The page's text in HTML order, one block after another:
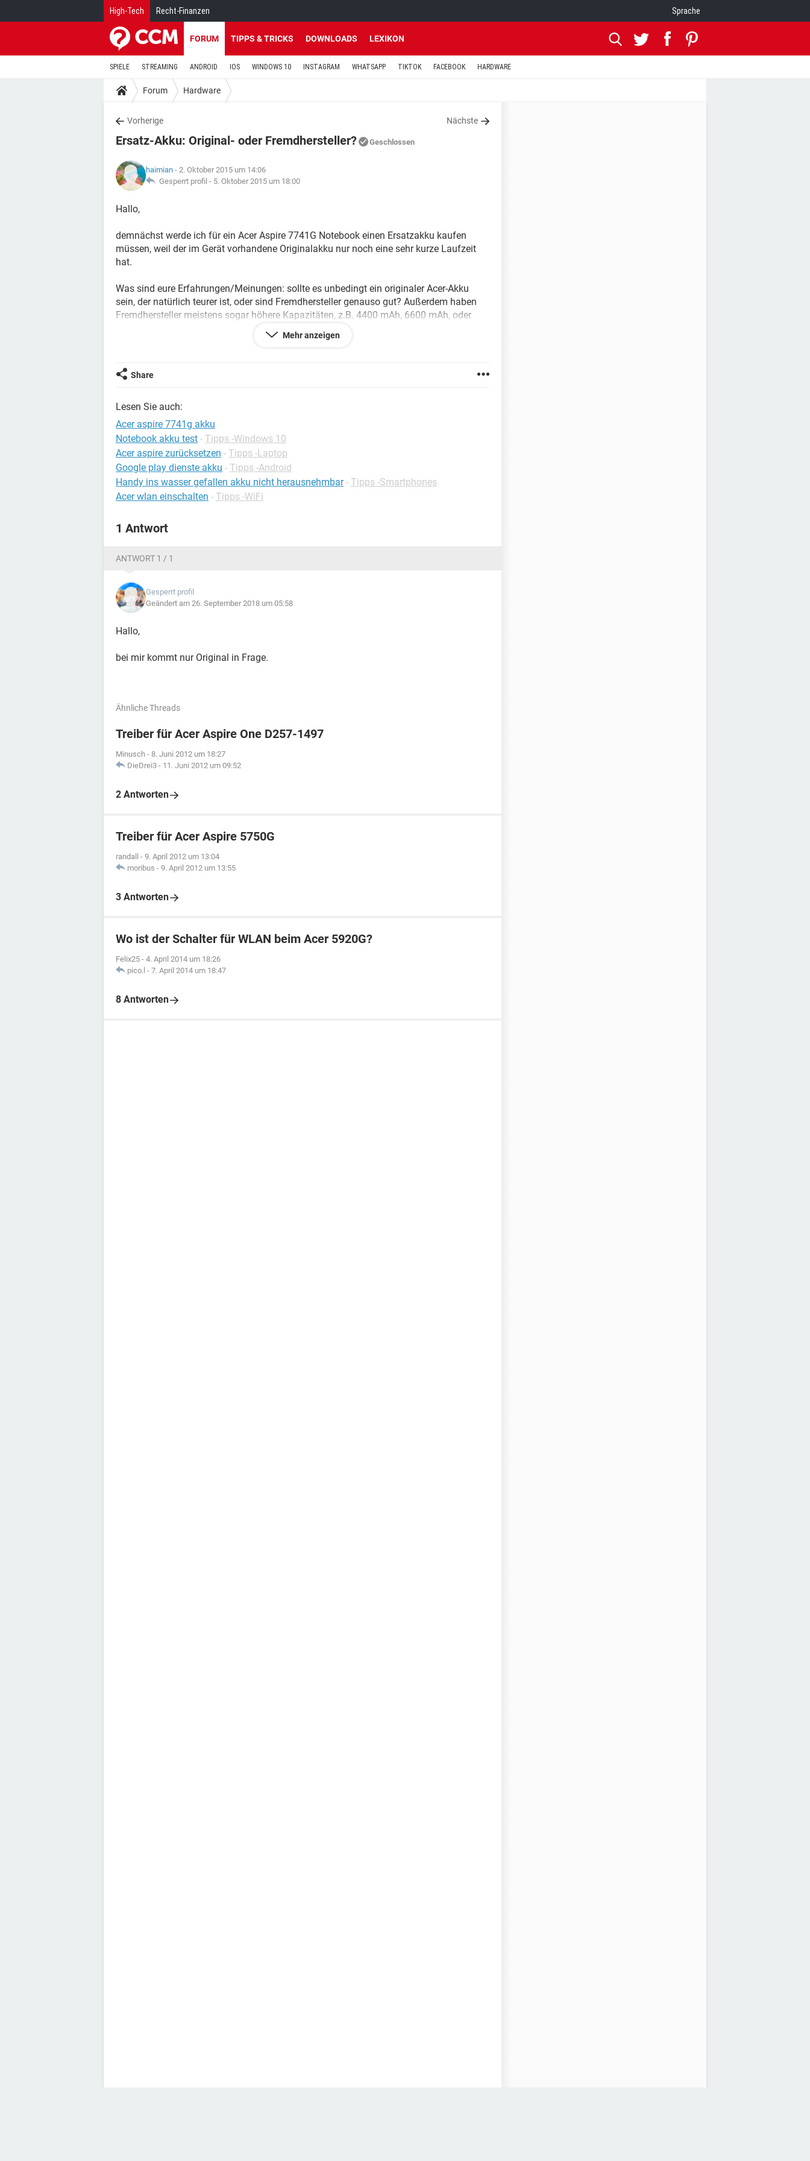
High-Tech Recht-Finanzen Sprache
FORUM TIPPS & TRICKS DOWNLOADS LEXIKON
SPIELE STREAMING ANDROID IOS WINDOWS 10 INSTAGRAM WHATSAPP TIKTOK FACEBOOK HARDWARE
Forum Hardware
Vorherige Nächste
Ersatz-Akku: Original- oder Fremdhersteller? Geschlossen
haimian - 2. Oktober 2015 um 14:06
Gesperrt profil - 5. Oktober 2015 um 18:00
Hallo,
demnächst werde ich für ein Acer Aspire 7741G Notebook einen Ersatzakku kaufen
müssen, weil der im Gerät vorhandene Originalakku nur noch eine sehr kurze Laufzeit
hat.
Was sind eure Erfahrungen/Meinungen: sollte es unbedingt ein originaler Acer-Akku
sein, der natürlich teurer ist, oder sind Fremdhersteller genauso gut? Außerdem haben
Fremdhersteller meistens sogar höhere Kapazitäten, z.B. 4400 mAh, 6600 mAh, oder
Akkus sind dann allerdings auch wirklich größer, so dass das Notebook dadurch etwas
Teilt mir bitte eure Erfahrungen mit! Könnt ihr bestimmte Hersteller empfehlen? Oder
Danke für jede Meinung!
Mehr anzeigen
Share
Lesen Sie auch:
Acer aspire 7741g akku
Notebook akku test - Tipps -Windows 10
Acer aspire zurücksetzen - Tipps -Laptop
Google play dienste akku - Tipps -Android
Handy ins wasser gefallen akku nicht herausnehmbar - Tipps -Smartphones
Acer wlan einschalten - Tipps -WiFi
1 Antwort
ANTWORT 1 / 1
Gesperrt profil
Geändert am 26. September 2018 um 05:58
Hallo,
bei mir kommt nur Original in Frage.
Ähnliche Threads
Treiber für Acer Aspire One D257-1497
Minusch - 8. Juni 2012 um 18:27
DieDrei3 - 11. Juni 2012 um 09:52
2 Antworten
Treiber für Acer Aspire 5750G
randall - 9. April 2012 um 13:04
moribus - 9. April 2012 um 13:55
3 Antworten
Wo ist der Schalter für WLAN beim Acer 5920G?
Felix25 - 4. April 2014 um 18:26
pico.l - 7. April 2014 um 18:47
8 Antworten